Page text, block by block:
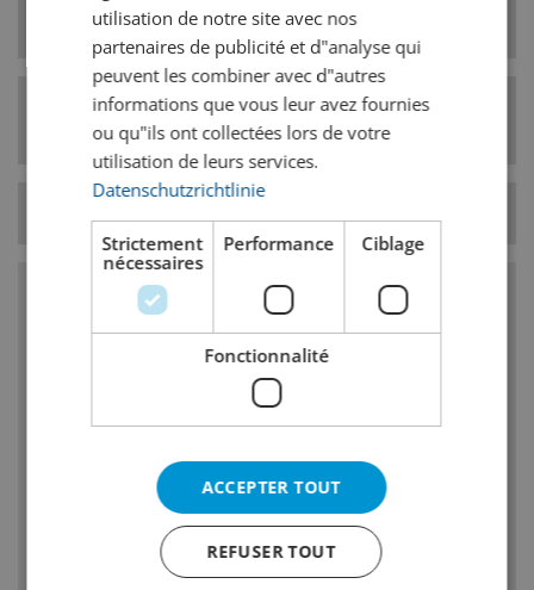
Type de levure haute fermentation
Catégorie de style
de bière
Bières noires
Température 11° C
Caractéristiques
Attaque ; goût de malt, de café ou de chocolat
En finale : arômes grillés caractéristiques
souvent le goût et mettent les autres
impressions à larrière-plan)
Goût légèrement astringent
utilisation de notre site avec nos
partenaires de publicité et d"analyse qui
peuvent les combiner avec d"autres
informations que vous leur avez fournies
ou qu"ils ont collectées lors de votre
utilisation de leurs services.
Datenschutzrichtlinie
Strictement
nécessaires
Performance Ciblage
Fonctionnalité
ACCEPTER TOUT
REFUSER TOUT